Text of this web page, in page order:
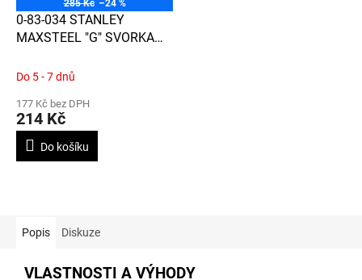
285 Kč –24 %
0-83-034 STANLEY
MAXSTEEL "G" SVORKA
Do 5 - 7 dnů
177 Kč bez DPH
214 Kč
Do košíku
Popis Diskuze
VLASTNOSTI A VÝHODY